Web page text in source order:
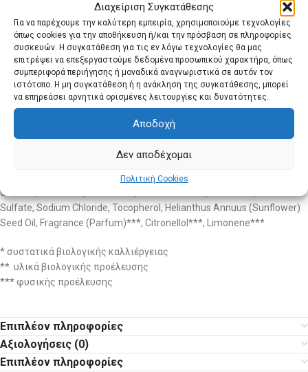
Διαχείριση Συγκατάθεσης
Για να παρέχουμε την καλύτερη εμπειρία, χρησιμοποιούμε τεχνολογίες
όπως cookies για την αποθήκευση ή/και την πρόσβαση σε πληροφορίες
συσκευών. Η συγκατάθεση για τις εν λόγω τεχνολογίες θα μας
επιτρέψει να επεξεργαστούμε δεδομένα προσωπικού χαρακτήρα, όπως
συμπεριφορά περιήγησης ή μοναδικά αναγνωριστικά σε αυτόν τον
ιστότοπο. Η μη συγκατάθεση ή η ανάκληση της συγκατάθεσης, μπορεί
να επηρεάσει αρνητικά ορισμένες λειτουργίες και δυνατότητες.
Αποδοχή
Δεν αποδέχομαι
Πολιτική Cookies
Αποκλειστική φυσική σύνθεση που αναπτύχθηκε από την έρευνα της
lavera, χρησιμοποιώντας το καλύτερο της φύσης.
Εφαρμογή: Κάνετε μασαζ το σαμπουάν σε βρεγμένα μαλλιά και
δημιουργείτε αφρό. Στη συνέχεια, ξεπλένετε καλά με νερό.
Συστατικά: Water (Aqua), Sodium Coco-Sulfate, Sea Salt (Maris Sal),
Cocamidopropyl Betaine, Decyl Glucoside, Citric Acid, Sasa Kurilensis
Leaf/Stem Extract*, Fucus Serratus Extract*, Gossypium Hirsutum
(Cotton) Extract*, Humulus Lupulus (Hops) Extract*, Aloe Barbadensis
Cetearyl Alcohol, Alcohol** denat., Pca Glyceryl Oleate, Sodium
Levulinate, Sodium Cetearyl Sulfate, Guar Hydroxypropyltrimonium
Chloride, Tridecane, Lactic Acid, Coco-Glucoside, Undecane, Sodium
Sulfate, Sodium Chloride, Tocopherol, Helianthus Annuus (Sunflower)
Seed Oil, Fragrance (Parfum)***, Citronellol***, Limonene***
* συστατικά βιολογικής καλλιέργειας
** υλικά βιολογικής προέλευσης
*** φυσικής προέλευσης
Επιπλέον πληροφορίες
Αξιολογήσεις (0)
Επιπλέον πληροφορίες